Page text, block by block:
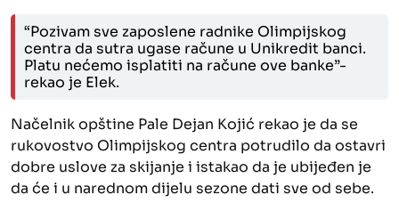
“Pozivam sve zaposlene radnike Olimpijskog
centra da sutra ugase račune u Unikredit banci.
Platu nećemo isplatiti na račune ove banke”-
rekao je Elek.
Načelnik opštine Pale Dejan Kojić rekao je da se
rukovostvo Olimpijskog centra potrudilo da ostavri
dobre uslove za skijanje i istakao da je ubijeđen je
da će i u narednom dijelu sezone dati sve od sebe.